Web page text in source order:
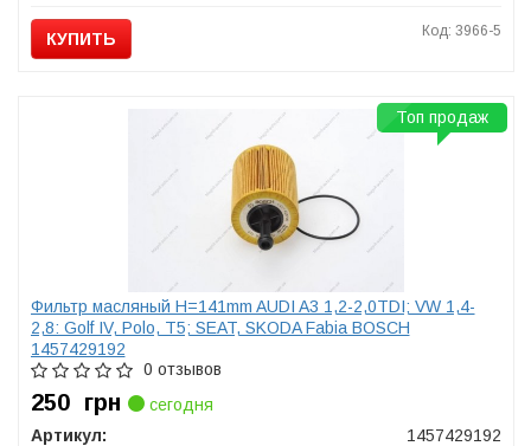
КУПИТЬ Код: 3966-5
Фильтр масляный H=141mm AUDI A3 1,2-2,0TDI; VW 1,4-
2,8: Golf IV, Polo, T5; SEAT, SKODA Fabia BOSCH
1457429192
0 отзывов
250 грн
сегодня
Артикул:
1457429192
Топ продаж